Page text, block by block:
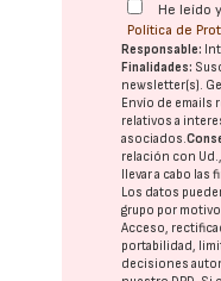
He leído
Política de
Responsable:
Finalidades:
newsletter(s).
Envío de emails
relativos a
asociados.
relación con
llevar a cabo
Los datos
grupo por
Acceso,
portabilidad,
decisiones